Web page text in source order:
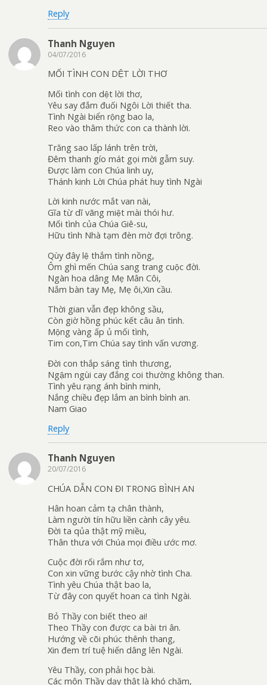
Reply
Thanh Nguyen
04/07/2016
MỐI TÌNH CON DỆT LỜI THƠ
Mối tình con dệt lời thơ,
Yêu say đắm đuối Ngôi Lời thiết tha.
Tình Ngài biển rộng bao la,
Reo vào thâm thức con ca thành lời.
Trăng sao lấp lánh trên trời,
Đêm thanh gío mát gọi mời gẫm suy.
Được làm con Chúa linh uy,
Thánh kinh Lời Chúa phát huy tình Ngài
Lời kinh nước mắt van nài,
Gĩa từ dĩ vãng miệt mài thói hư.
Mối tình của Chúa Giê-su,
Hữu tình Nhà tạm đèn mờ đợi trông.
Qùy đây lệ thắm tình nồng,
Ôm ghì mến Chúa sang trang cuộc đời.
Ngàn hoa dâng Mẹ Mân Côi,
Nắm bàn tay Mẹ, Mẹ ôi,Xin cầu.
Thời gian vẫn đẹp không sầu,
Còn giờ hồng phúc kết câu ân tình.
Mộng vàng ấp ủ mối tình,
Tim con,Tim Chúa say tình vấn vương.
Đời con thắp sáng tình thương,
Ngậm ngùi cay đắng coi thường không than.
Tình yêu rạng ánh bình minh,
Nắng chiều đẹp lắm an bình bình an.
Nam Giao
Reply
Thanh Nguyen
20/07/2016
CHÚA DẪN CON ĐI TRONG BÌNH AN
Hân hoan cảm tạ chân thành,
Làm người tín hữu liền cành cây yêu.
Đời ta qủa thật mỹ miều,
Thân thưa với Chúa mọi điều ước mơ.
Cuộc đời rối rắm như tơ,
Con xin vững bước cậy nhờ tình Cha.
Tình yêu Chúa thật bao la,
Từ đây con quyết hoan ca tình Ngài.
Bỏ Thầy con biết theo ai!
Theo Thầy con được ca bài tri ân.
Hướng về cõi phúc thênh thang,
Xin đem trí tuệ hiến dâng lên Ngài.
Yêu Thầy, con phải học bài.
Các môn Thầy dạy thật là khó chăm,